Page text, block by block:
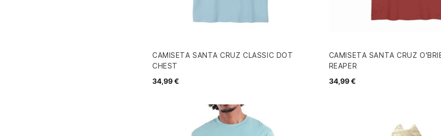
CAMISETA SANTA CRUZ CLASSIC DOT
CHEST
34,99 €
CAMISETA SANTA CRUZ
REAPER
34,99 €